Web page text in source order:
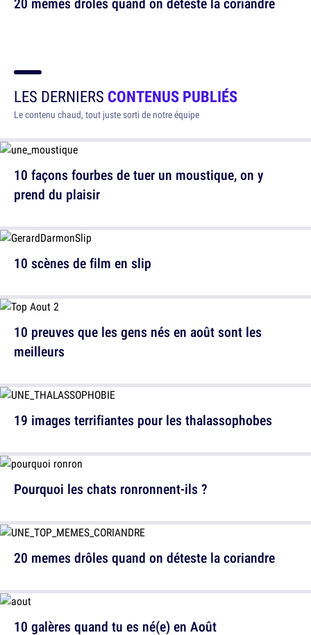
LES DERNIERS CONTENUS PUBLIÉS
Le contenu chaud, tout juste sorti de notre équipe
10 façons fourbes de tuer un moustique, on y
prend du plaisir
10 preuves que les gens nés en août sont les
meilleurs
Pourquoi les chats ronronnent-ils ?
10 galères quand tu es né(e) en Août
10 scènes de film en slip
19 images terrifiantes pour les thalassophobes
20 memes drôles quand on déteste la coriandre